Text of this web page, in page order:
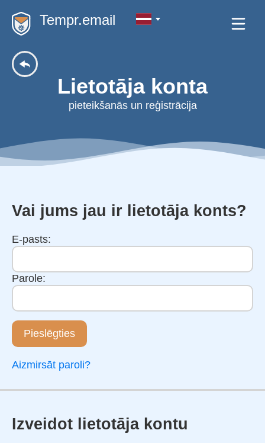
Tempr.email
Lietotāja konta
pieteikšanās un reģistrācija
Vai jums jau ir lietotāja konts?
E-pasts:
Parole:
Pieslēgties
Aizmirsāt paroli?
Izveidot lietotāja kontu